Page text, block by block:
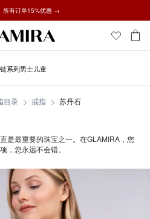
所有订单15%优惠 →
天退货 ✓ 免费调整尺寸
系列男士儿童
目录 戒指 苏丹石
是最重要的珠宝之一。在GLAMIRA，您
，您永远不会错。